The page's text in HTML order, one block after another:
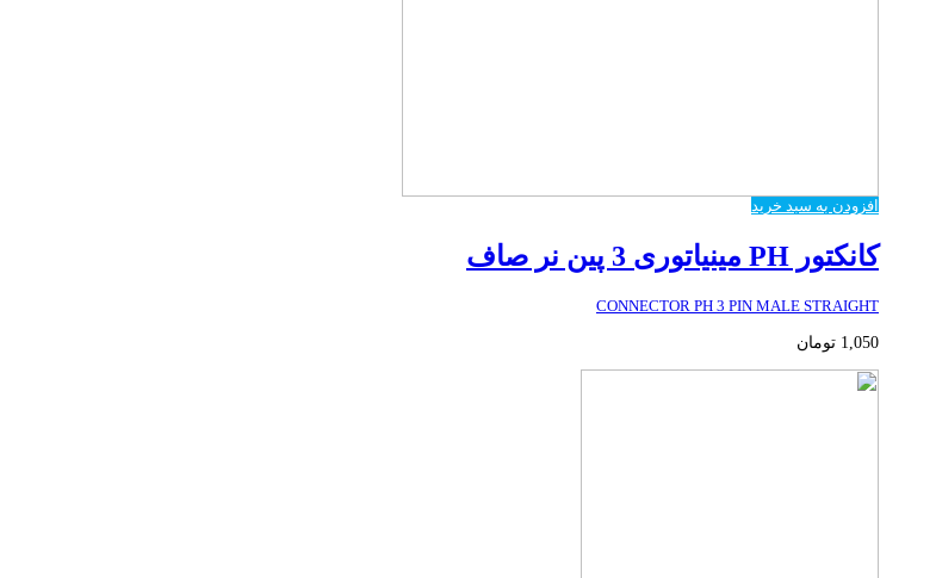
افزودن به سبد خرید
کانکتور PH مینیاتوری 3 پین نر صاف
CONNECTOR PH 3 PIN MALE STRAIGHT
1,050 تومان